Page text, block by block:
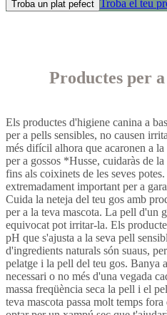
Troba un plat pefect Troba el teu
Productes per
Els productes d'higiene canina a
per a pells sensibles, no causen
més difícil alhora que acaronen a
per a gossos *Husse, cuidaràs de
fins als coixinets de les seves
extremadament important per a
Cuida la neteja del teu gos amb
per a la teva mascota. La pell d'un
equivocat pot irritar-la. Els
pH que s'ajusta a la seva pell
d'ingredients naturals són suaus,
pelatge i la pell del teu gos. Banya
necessari o no més d'una vegada
massa freqüència seca la pell i el
teva mascota passa molt temps